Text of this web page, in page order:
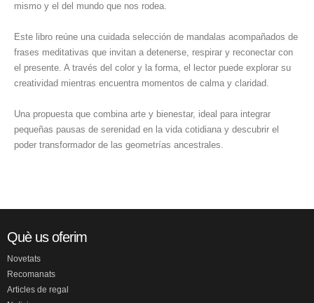
mismo y el del mundo que nos rodea.
Este libro reúne una cuidada selección de mandalas acompañados de
frases meditativas que invitan a detenerse, respirar y reconectar con
el presente. A través del color y la forma, el lector puede explorar su
creatividad mientras encuentra momentos de calma y claridad.
Una propuesta que combina arte y bienestar, ideal para integrar
pequeñas pausas de serenidad en la vida cotidiana y descubrir el
poder transformador de las geometrías ancestrales.
Què us oferim
Novetats
Recomanats
Articles de regal